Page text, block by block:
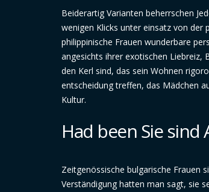
Beiderartig Varianten beherrschen
wenigen Klicks unter einsatz von der
philippinische Frauen wunderbare
angesichts ihrer exotischen Liebreiz,
den Kerl sind, das sein Wohnen
entscheidung treffen, das Mädchen
Kultur.
Had been Sie
Zeitgenössische bulgarische Frauen
Verständigung hatten man sagt, sie